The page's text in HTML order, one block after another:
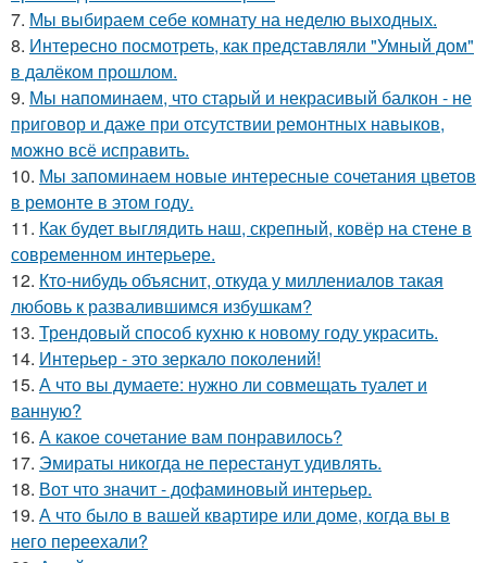
7. Мы выбираем себе комнату на неделю выходных.
8. Интересно посмотреть, как представляли "Умный дом"
в далёком прошлом.
9. Мы напоминаем, что старый и некрасивый балкон - не
приговор и даже при отсутствии ремонтных навыков,
можно всё исправить.
10. Мы запоминаем новые интересные сочетания цветов
в ремонте в этом году.
11. Как будет выглядить наш, скрепный, ковёр на стене в
современном интерьере.
12. Кто-нибудь объяснит, откуда у миллениалов такая
любовь к развалившимся избушкам?
13. Трендовый способ кухню к новому году украсить.
14. Интерьер - это зеркало поколений!
15. А что вы думаете: нужно ли совмещать туалет и
ванную?
16. А какое сочетание вам понравилось?
17. Эмираты никогда не перестанут удивлять.
18. Вот что значит - дофаминовый интерьер.
19. А что было в вашей квартире или доме, когда вы в
него переехали?